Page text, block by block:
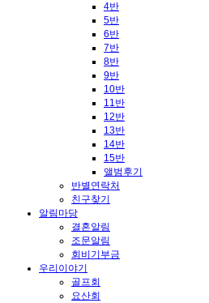
4반
5반
6반
7반
8반
9반
10반
11반
12반
13반
14반
15반
앨범후기
반별연락처
친구찾기
알림마당
결혼알림
조문알림
회비기부금
우리이야기
골프회
요산회